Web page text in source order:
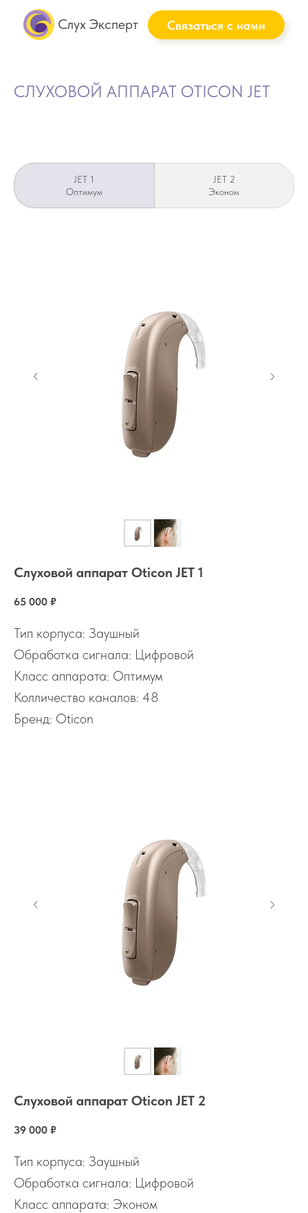
Связаться с нами
Слух Эксперт
СЛУХОВОЙ АППАРАТ OTICON JET
JET 1
Оптимум
JET 2
Эконом
Слуховой аппарат Oticon JET 1
65 000 ₽
Тип корпуса: Заушный
Обработка сигнала: Цифровой
Класс аппарата: Оптимум
Колличество каналов: 48
Бренд: Oticon
Слуховой аппарат Oticon JET 2
39 000 ₽
Тип корпуса: Заушный
Обработка сигнала: Цифровой
Класс аппарата: Эконом